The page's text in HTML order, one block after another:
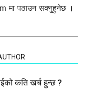
मा पठाउन सक्नुहुनेछ ।
कति खर्च हुन्छ ?